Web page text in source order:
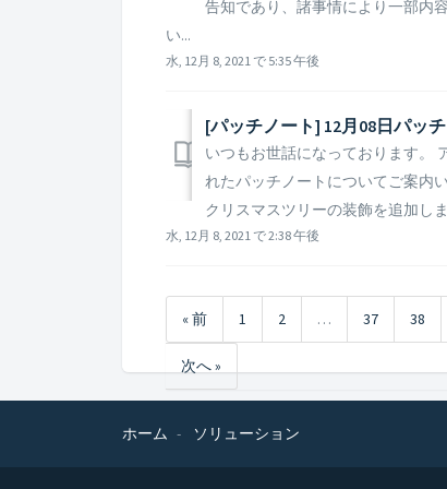
告知であり、諸事情により一部内
い...
水, 12月 8, 2021 で 5:35 午後
[パッチノート] 12月08日パッ
いつもお世話になっております。
れたパッチノートについてご案内
クリスマスツリーの装飾を追加し
水, 12月 8, 2021 で 2:38 午後
« 前 1 2 … 37 38
次へ »
ホーム ソリューション